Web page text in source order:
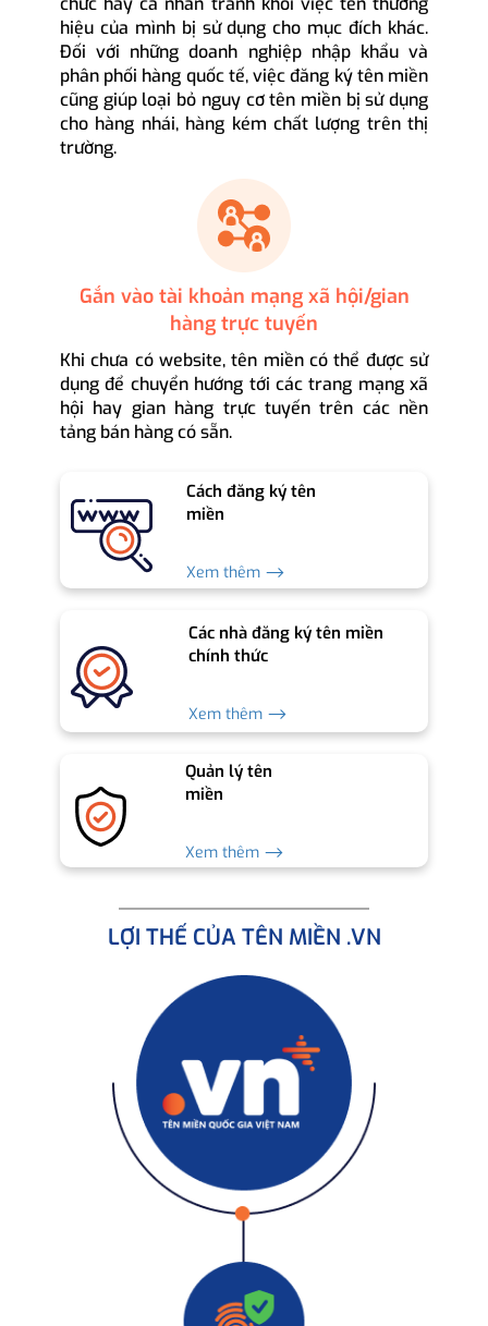
hiệu của mình bị sử dụng cho mục đích khác.
Đối với những doanh nghiệp nhập khẩu và
phân phối hàng quốc tế, việc đăng ký tên miền
cũng giúp loại bỏ nguy cơ tên miền bị sử dụng
cho hàng nhái, hàng kém chất lượng trên thị
trường.
Gắn vào tài khoản mạng xã hội/gian
hàng trực tuyến
Khi chưa có website, tên miền có thể được sử
dụng để chuyển hướng tới các trang mạng xã
hội hay gian hàng trực tuyến trên các nền
tảng bán hàng có sẵn.
Cách đăng ký tên
miền
Xem thêm ⟶
Các nhà đăng ký tên miền
chính thức
Xem thêm ⟶
Quản lý tên
miền
Xem thêm ⟶
LỢI THẾ CỦA TÊN MIỀN .VN